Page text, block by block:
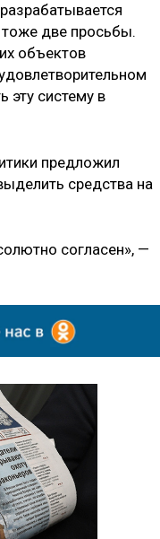
тоже две просьбы.
объектов
эту систему в
предложил
средства на
согласен», —